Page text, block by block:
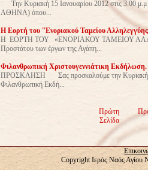
Την Κυριακή 15 Ιανουαρίου 2012 στις 3.00
ΑΘΗΝΑ) όπου...
Η Εορτή του ''Ενοριακού Ταμείου
Η ΕΟΡΤΗ ΤΟΥ «ΕΝΟΡΙΑΚΟΥ ΤΑΜΕΙΟΥ
Προστάτου των έργων της Αγάπη...
Φιλανθρωπική Χριστουγεννιάτικη Εκδήλωση.
ΠΡΟΣΚΛΗΣΗ Σας προσκαλούμε την Κυριακή 11
Φιλανθρωπική Εκδή...
Πρώτη
Σελίδα
Copyright Ιερός Ναός Αγίου